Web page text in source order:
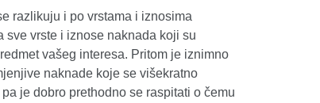
razlikuju i po vrstama i iznosima
sve vrste i iznose naknada koji su
vašeg interesa. Pritom je iznimno
naknade koje se višekratno
je dobro prethodno se raspitati o čemu